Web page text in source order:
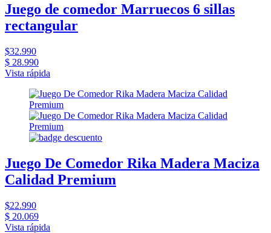
Juego de comedor Marruecos 6 sillas
rectangular
$32.990
$ 28.990
Vista rápida
Juego De Comedor Rika Madera Maciza
Calidad Premium
$22.990
$ 20.069
Vista rápida